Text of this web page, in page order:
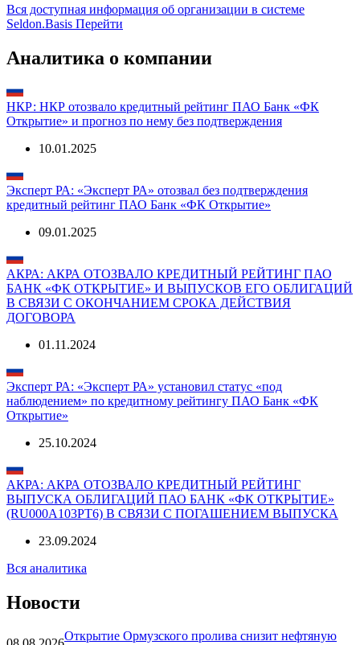
Код вида деятельности для отчетности страховых
компаний РФ
Вся доступная информация об организации в системе
Аналитика о компании
Открытие» и прогноз по нему без подтверждения
10.01.2025
кредитный рейтинг ПАО Банк «ФК Открытие»
09.01.2025
АКРА: АКРА ОТОЗВАЛО КРЕДИТНЫЙ РЕЙТИНГ ПАО
БАНК «ФК ОТКРЫТИЕ» И ВЫПУСКОВ ЕГО ОБЛИГАЦИЙ
ДОГОВОРА
01.11.2024
Эксперт РА: «Эксперт РА» установил статус «под
Открытие»
25.10.2024
АКРА: АКРА ОТОЗВАЛО КРЕДИТНЫЙ РЕЙТИНГ
(RU000A103PT6) В СВЯЗИ С ПОГАШЕНИЕМ ВЫПУСКА